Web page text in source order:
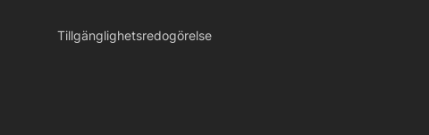
Tillgänglighetsredogörelse